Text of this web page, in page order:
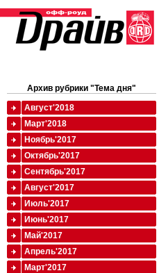
Архив рубрики "Тема дня"
Август'2018
Март'2018
Ноябрь'2017
Октябрь'2017
Сентябрь'2017
Август'2017
Июль'2017
Июнь'2017
Май'2017
Апрель'2017
Март'2017